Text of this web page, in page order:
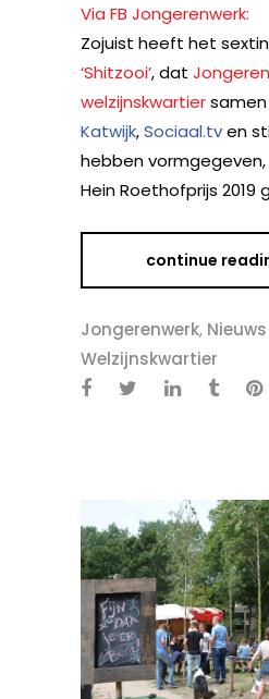
Via FB Jongerenwerk:
Zojuist heeft het
‘Shitzooi’, dat
welzijnskwartier
Katwijk,Sociaal.tven
hebben
Hein Roethofprijs 2019
continue
Jongerenwerk,
Welzijnskwartier